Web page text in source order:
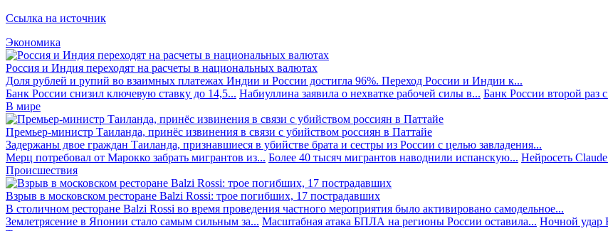
Ссылка на источник
Экономика
Россия и Индия переходят на расчеты в национальных валютах
Доля рублей и рупий во взаимных платежах Индии и России достигла 96%. Переход России и Индии к...
Банк России снизил ключевую ставку до 14,5... Набиуллина заявила о нехватке рабочей силы в... Банк России второй раз
В мире
Премьер-министр Таиланда, принёс извинения в связи с убийством россиян в Паттайе
Задержаны двое граждан Таиланда, признавшиеся в убийстве брата и сестры из России с целью завладения...
Мерц потребовал от Марокко забрать мигрантов из... Более 40 тысяч мигрантов наводнили испанскую... Нейросеть
Происшествия
Взрыв в московском ресторане Balzi Rossi: трое погибших, 17 пострадавших
В столичном ресторане Balzi Rossi во время проведения частного мероприятия было активировано самодельное...
Землетрясение в Японии стало самым сильным за... Масштабная атака БПЛА на регионы России оставила... Ночной удар